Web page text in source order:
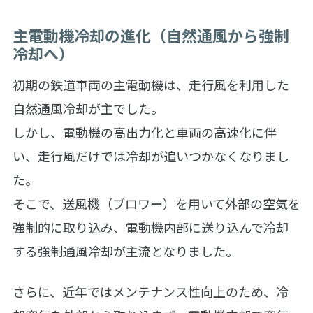
主電動機冷却の進化（自然通風から強制
冷却へ）
初期の鉄道車両の主電動機は、走行風を利用した
自然通風冷却が主でした。
しかし、電動機の高出力化と車両の高速化に伴
い、走行風だけでは冷却が追いつかなくなりまし
た。
そこで、送風機（ブロワー）を用いて外部の空気を
強制的に取り込み、電動機内部に送り込んで冷却
する強制通風冷却が主流となりました。
さらに、近年ではメンテナンス性向上のため、冷